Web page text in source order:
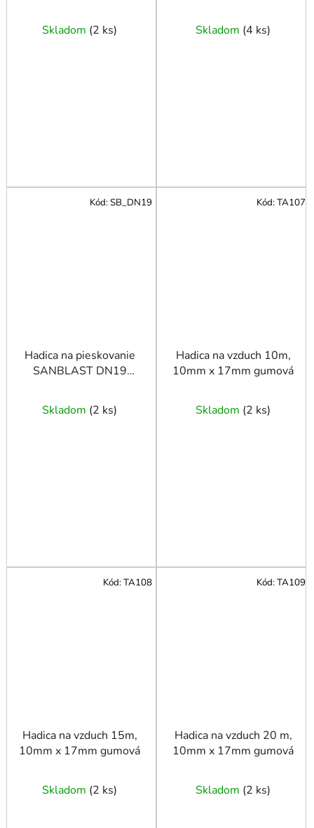
Skladom (2 ks)
mosadze
Skladom (4 ks)
Hadica na pieskovanie
SANBLAST DN19
Skladom (2 ks)
Kód:SB_DN19
Hadica na vzduch 10m,
10mm x 17mm gumová
Skladom (2 ks)
Kód:TA107
Hadica na vzduch 15m,
10mm x 17mm gumová
Skladom (2 ks)
Kód:TA108
Hadica na vzduch 20 m,
10mm x 17mm gumová
Skladom (2 ks)
Kód:TA109